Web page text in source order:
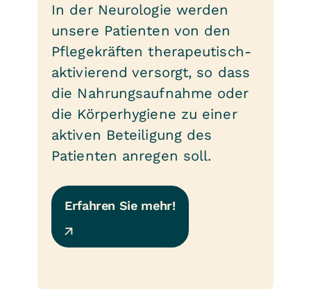
In der Neurologie werden
unsere Patienten von den
Pflegekräften therapeutisch-
aktivierend versorgt, so dass
die Nahrungsaufnahme oder
die Körperhygiene zu einer
aktiven Beteiligung des
Patienten anregen soll.
Erfahren Sie mehr!